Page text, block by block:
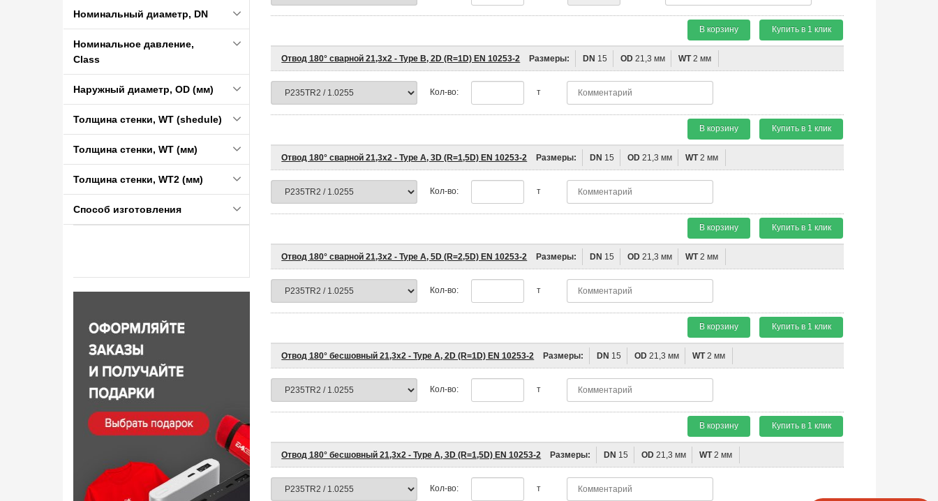
Номинальный диаметр, DN
Номинальное давление,
Class
Наружный диаметр, OD (мм)
Толщина стенки, WT (shedule)
Толщина стенки, WT (мм)
Толщина стенки, WT2 (мм)
Способ изготовления
В корзину Купить в 1 клик
Отвод 180° сварной 21,3х2 - Type B, 2D (R=1D) EN 10253-2 Размеры: DN 15 OD 21,3 мм WT2 мм
Кол-во: т
В корзину Купить в 1 клик
Отвод 180° сварной 21,3х2 - Type A, 3D (R=1,5D) EN 10253-2 Размеры: DN 15 OD 21,3 мм WT2 мм
Кол-во: т
В корзину Купить в 1 клик
Отвод 180° сварной 21,3х2 - Type A, 5D (R=2,5D) EN 10253-2 Размеры: DN 15 OD 21,3 мм WT2 мм
Кол-во: т
В корзину Купить в 1 клик
Отвод 180° бесшовный 21,3х2 - Type A, 2D (R=1D) EN 10253-2 Размеры: DN 15 OD 21,3 мм WT2 мм
Кол-во: т
В корзину Купить в 1 клик
Отвод 180° бесшовный 21,3х2 - Type A, 3D (R=1,5D) EN 10253-2 Размеры: DN 15 OD 21,3 мм WT2 мм
Кол-во: т